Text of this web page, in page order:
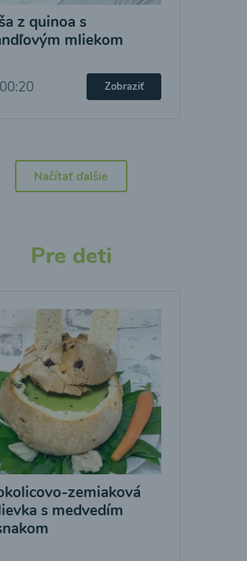
z quinoa s
mliekom
00:20 Zobraziť
Načítať ďalšie
Pre deti
zemiaková
s medvedím